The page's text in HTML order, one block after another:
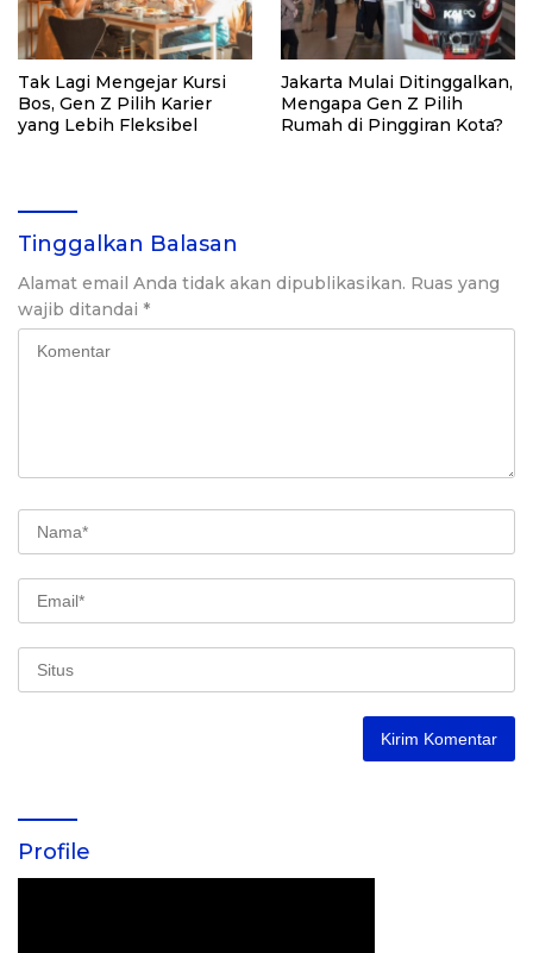
Tak Lagi Mengejar Kursi
Bos, Gen Z Pilih Karier
yang Lebih Fleksibel
Jakarta Mulai Ditinggalkan,
Mengapa Gen Z Pilih
Rumah di Pinggiran Kota?
Tinggalkan Balasan
Alamat email Anda tidak akan dipublikasikan. Ruas yang
wajib ditandai *
Profile